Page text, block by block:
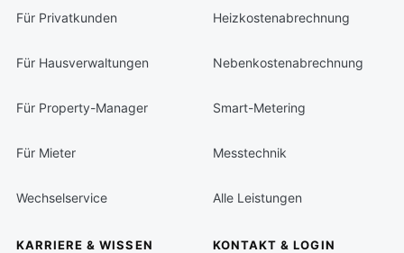
Für Privatkunden
Für Hausverwaltungen
Für Property-Manager
Für Mieter
Wechselservice
Heizkostenabrechnung
Nebenkostenabrechnung
Smart-Metering
Messtechnik
Alle Leistungen
KARRIERE & WISSEN KONTAKT & LOGIN